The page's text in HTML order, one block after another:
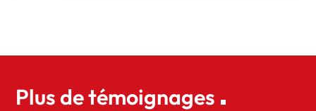
Plus de témoignages